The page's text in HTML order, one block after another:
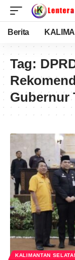
Berita
Tag:
Gubernur
KALIMANTAN